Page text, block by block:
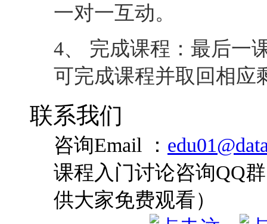
一对一互动。
4、 完成课程：最后一
可完成课程并取回相应
联系我们
咨询Email ：
课程入门讨论咨询QQ
供大家免费观看）